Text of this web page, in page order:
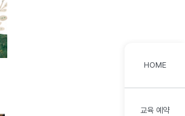
HOME
교육 예약